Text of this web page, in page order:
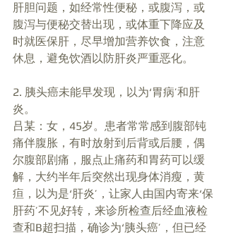
肝胆问题，如经常性便秘，或腹泻，或
腹泻与便秘交替出现，或体重下降应及
时就医保肝，尽早增加营养饮食，注意
休息，避免饮酒以防肝炎严重恶化。
2. 胰头癌未能早发现，以为‘胃病’和肝
炎。
吕某：女，45岁。患者常常感到腹部钝
痛伴腹胀，有时放射到后背或后腰，偶
尔腹部剧痛，服点止痛药和胃药可以缓
解，大约半年后突然出现身体消瘦，黄
疸，以为是‘肝炎’，让家人由国内寄来‘保
肝药’不见好转，来诊所检查后经血液检
查和B超扫描，确诊为‘胰头癌’，但已经